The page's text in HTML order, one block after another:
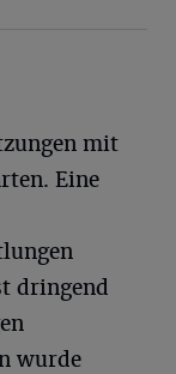
mit
Eine
dringend
wurde